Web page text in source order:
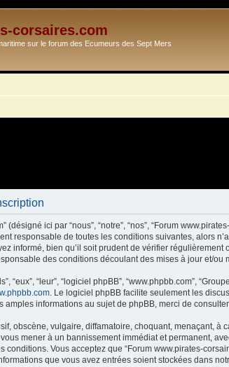
corsaires.com
sur le forum des Ecumeurs des Sept Mers
(désigné ici par “nous”, “notre”, “nos”, “Forum
responsable de toutes les conditions suivantes, alors
informé, bien qu’il soit prudent de vérifier
des conditions découlant des mises à jour et/ou
“eux”, “leur”, “logiciel phpBB”, “www.phpbb.com”,
. Le logiciel phpBB facilite seulement les
informations au sujet de phpBB, merci de
obscène, vulgaire, diffamatoire, choquant, menaçant,
mener à un bannissement immédiat et permanent,
Vous acceptez que “Forum www.pirates-
que vous avez entrées soient stockées dans